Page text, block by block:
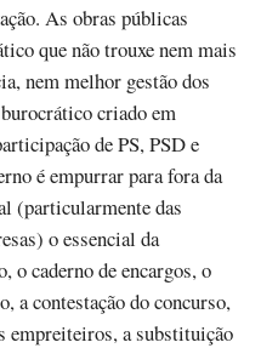
As obras públicas
que não trouxe nem mais
nem melhor gestão dos
criado em
de PS, PSD e
é empurrar para fora da
(particularmente das
o essencial da
o caderno de encargos, o
a contestação do concurso,
empreiteiros, a substituição